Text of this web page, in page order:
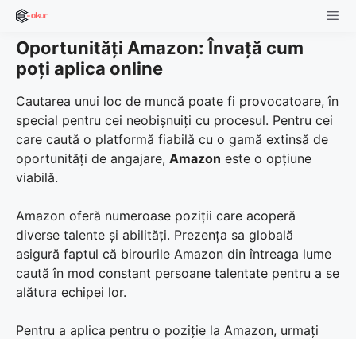
Skip
content
Oportunități Amazon: Învață cum
poți aplica online
Cautarea unui loc de muncă poate fi provocatoare, în
special pentru cei neobișnuiți cu procesul. Pentru cei
care caută o platformă fiabilă cu o gamă extinsă de
oportunități de angajare, Amazon este o opțiune
viabilă.
Amazon oferă numeroase poziții care acoperă
diverse talente și abilități. Prezența sa globală
asigură faptul că birourile Amazon din întreaga lume
caută în mod constant persoane talentate pentru a se
alătura echipei lor.
Pentru a aplica pentru o poziție la Amazon, urmați